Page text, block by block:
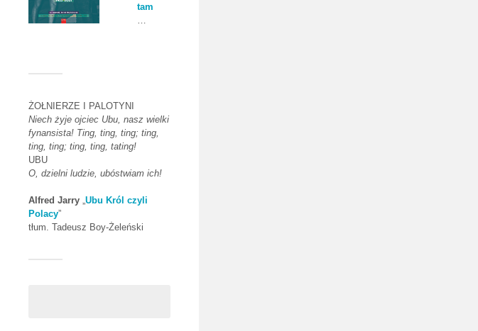
tam
ŻOŁNIERZE I PALOTYNI
Niech żyje ojciec Ubu, nasz wielki
fynansista! Ting, ting, ting; ting,
ting, ting; ting, ting, tating!
UBU
O, dzielni ludzie, ubóstwiam ich!
Alfred Jarry Ubu Król czyli
Polacy”
tłum. Tadeusz Boy-Żeleński